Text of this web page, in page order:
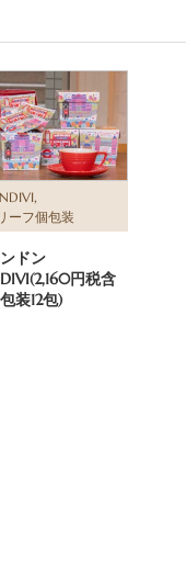
,
リーフ個包装
ドン
円税含
装12包)